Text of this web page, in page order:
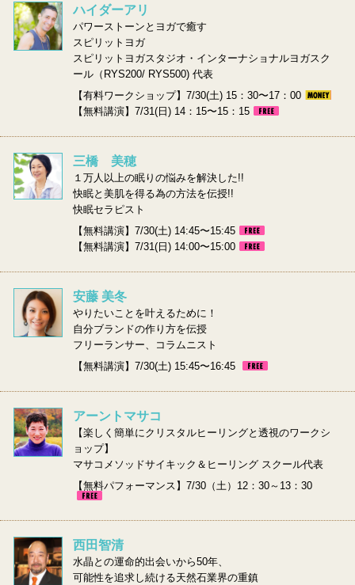
ハイダーアリ
パワーストーンとヨガで癒す
スピリットヨガ
スピリットヨガスタジオ・インターナショナルヨガスク
ール（RYS200/ RYS500) 代表
【有料ワークショップ】7/30(土) 15：30〜17：00
【無料講演】7/31(日) 14：15〜15：15
三橋 美穂
１万人以上の眠りの悩みを解決した!!
快眠と美肌を得る為の方法を伝授!!
快眠セラピスト
【無料講演】7/30(土) 14:45〜15:45
【無料講演】7/31(日) 14:00〜15:00
安藤 美冬
やりたいことを叶えるために！
自分ブランドの作り方を伝授
フリーランサー、コラムニスト
【無料講演】7/30(土) 15:45〜16:45
アーントマサコ
【楽しく簡単にクリスタルヒーリングと透視のワークシ
ョップ】
マサコメソッドサイキック＆ヒーリング スクール代表
【無料パフォーマンス】7/30（土）12：30～13：30
西田智清
水晶との運命的出会いから50年、
可能性を追求し続ける天然石業界の重鎮